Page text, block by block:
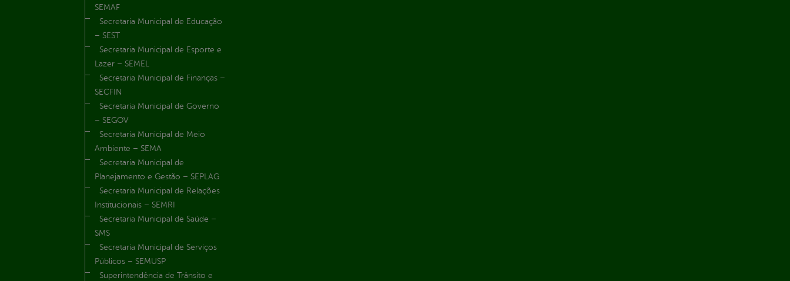
SEMAF
Secretaria Municipal de Educação
– SEST
Secretaria Municipal de Esporte e
Lazer – SEMEL
Secretaria Municipal de Finanças –
SECFIN
Secretaria Municipal de Governo
– SEGOV
Secretaria Municipal de Meio
Ambiente – SEMA
Secretaria Municipal de
Planejamento e Gestão – SEPLAG
Secretaria Municipal de Relações
Institucionais – SEMRI
Secretaria Municipal de Saúde –
SMS
Secretaria Municipal de Serviços
Públicos – SEMUSP
Superintendência de Trânsito e